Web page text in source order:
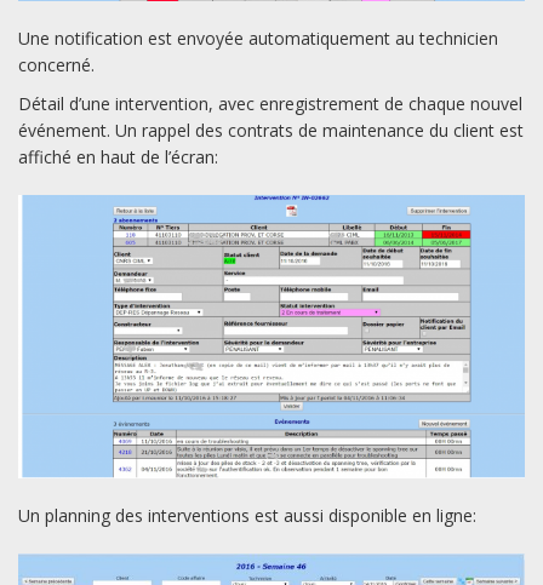
Une notification est envoyée automatiquement au technicien
concerné.
Détail d’une intervention, avec enregistrement de chaque nouvel
événement. Un rappel des contrats de maintenance du client est
affiché en haut de l’écran:
Un planning des interventions est aussi disponible en ligne: